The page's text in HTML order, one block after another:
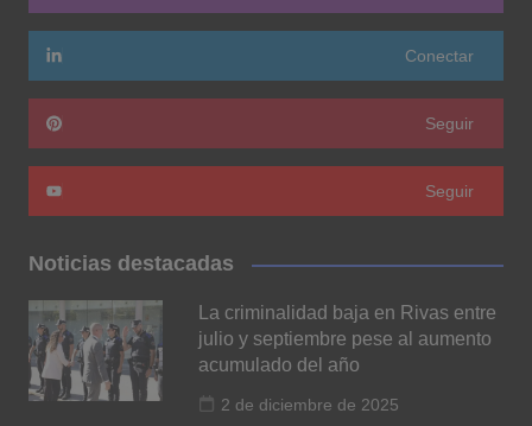
Conectar
Seguir
Seguir
Noticias destacadas
La criminalidad baja en Rivas entre
julio y septiembre pese al aumento
acumulado del año
2 de diciembre de 2025